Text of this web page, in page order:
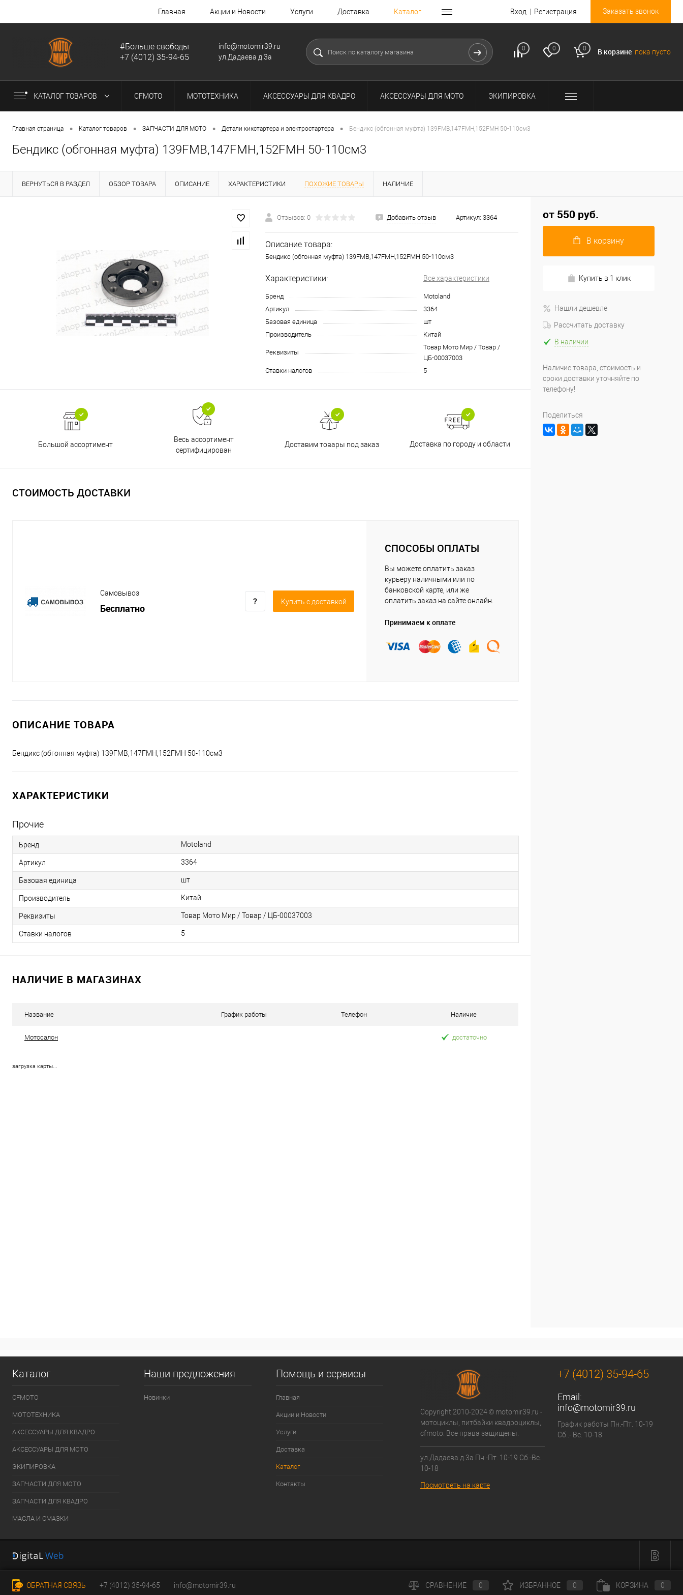
Главная Акции и Новости Услуги Доставка Каталог Вход Регистрация Заказать звонок
#Больше свободы
+7 (4012) 35-94-65
info@motomir39.ru
ул.Дадаева д.3а
0 0 0 В корзине пока пусто
КАТАЛОГ ТОВАРОВ CFMOTO МОТОТЕХНИКА АКСЕССУАРЫ ДЛЯ КВАДРО АКСЕССУАРЫ ДЛЯ МОТО ЭКИПИРОВКА
Главная страница • Каталог товаров • ЗАПЧАСТИ ДЛЯ МОТО • Детали кикстартера и электростартера • Бендикс (обгонная муфта) 139FMB,147FMH,152FMH 50-110см3
Бендикс (обгонная муфта) 139FMB,147FMH,152FMH 50-110см3
ВЕРНУТЬСЯ В РАЗДЕЛ ОБЗОР ТОВАРА ОПИСАНИЕ ХАРАКТЕРИСТИКИ ПОХОЖИЕ ТОВАРЫ НАЛИЧИЕ
Отзывов: 0 Добавить отзыв Артикул: 3364
Описание товара:
Бендикс (обгонная муфта) 139FMB,147FMH,152FMH 50-110см3
Характеристики: Все характеристики
Бренд
Motoland
Артикул
3364
Базовая единица
шт
Производитель
Китай
Реквизиты
Товар Мото Мир / Товар /
ЦБ-00037003
Ставки налогов
5
Большой ассортимент
Весь ассортимент
сертифицирован
Доставим товары под заказ Доставка по городу и области
СТОИМОСТЬ ДОСТАВКИ
Самовывоз
Бесплатно
Купить c доставкой
СПОСОБЫ ОПЛАТЫ
Вы можете оплатить заказ
курьеру наличными или по
банковской карте, или же
оплатить заказ на сайте онлайн.
Принимаем к оплате
ОПИСАНИЕ ТОВАРА
Бендикс (обгонная муфта) 139FMB,147FMH,152FMH 50-110см3
ХАРАКТЕРИСТИКИ
Прочие
Бренд Motoland
Артикул 3364
Базовая единица шт
Производитель Китай
Реквизиты Товар Мото Мир / Товар / ЦБ-00037003
Ставки налогов 5
НАЛИЧИЕ В МАГАЗИНАХ
Название График работы Телефон Наличие
Мотосалон достаточно
загрузка карты...
от 550 руб.
В корзину
Купить в 1 клик
Нашли дешевле
Рассчитать доставку
В наличии
Наличие товара, стоимость и
сроки доставки уточняйте по
телефону!
Поделиться
Каталог
CFMOTO
МОТОТЕХНИКА
АКСЕССУАРЫ ДЛЯ КВАДРО
АКСЕССУАРЫ ДЛЯ МОТО
ЭКИПИРОВКА
ЗАПЧАСТИ ДЛЯ МОТО
ЗАПЧАСТИ ДЛЯ КВАДРО
МАСЛА И СМАЗКИ
Наши предложения
Новинки
Помощь и сервисы
Главная
Акции и Новости
Услуги
Доставка
Каталог
Контакты
Copyright 2010-2024 © motomir39.ru -
мотоциклы, питбайки квадроциклы,
cfmoto. Все права защищены.
ул.Дадаева д.3а Пн.-Пт. 10-19 Сб.-Вс.
10-18
Посмотреть на карте
+7 (4012) 35-94-65
Email:
info@motomir39.ru
График работы Пн.-Пт. 10-19
Сб..- Вс. 10-18
ОБРАТНАЯ СВЯЗЬ +7 (4012) 35-94-65 info@motomir39.ru СРАВНЕНИЕ 0 ИЗБРАННОЕ 0 КОРЗИНА 0